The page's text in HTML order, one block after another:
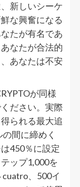
新しいシーケ
な興奮になる
たが有名であ
なたが合法的
あなたは不安
が同様
ださい。実際
られる最大追
間に締めく
450％に設定
ップ1,000を
、500イ